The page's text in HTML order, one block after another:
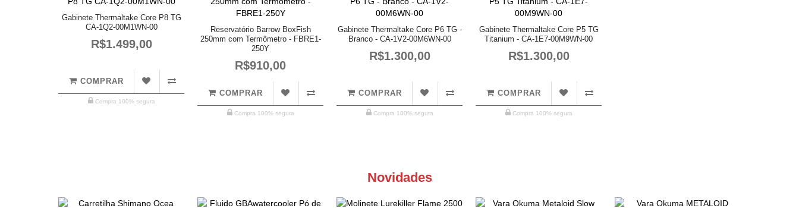
Gabinete Thermaltake Core P8 TG
CA-1Q2-00M1WN-00
R$1.499,00
COMPRAR
Compra 100% segura
Reservatório Barrow BoxFish
250mm com Termômetro - FBRE1-
250Y
R$910,00
COMPRAR
Compra 100% segura
Gabinete Thermaltake Core P6 TG -
Branco - CA-1V2-00M6WN-00
R$1.300,00
COMPRAR
Compra 100% segura
Gabinete Thermaltake Core P5 TG
Titanium - CA-1E7-00M9WN-00
R$1.300,00
COMPRAR
Compra 100% segura
Novidades